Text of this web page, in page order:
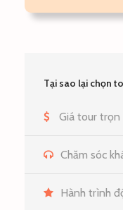
Tại sao lại chọn
Giá tour trọn
Chăm sóc
Hành trình